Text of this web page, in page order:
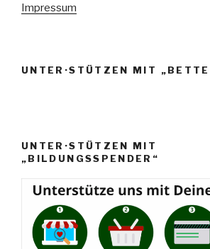
Impressum
UNTER·STÜTZEN MIT
UNTER·STÜTZEN MIT
„BILDUNGSSPENDER“